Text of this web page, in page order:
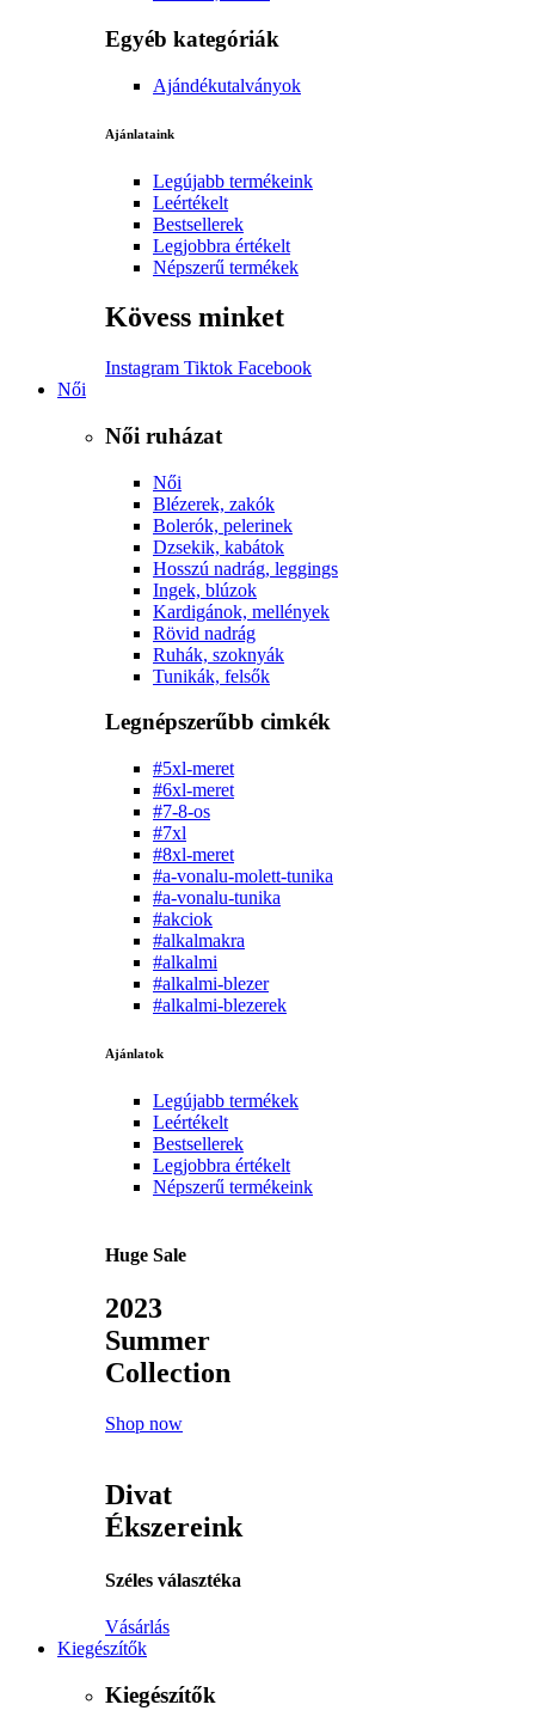
Egyéb kategóriák
Ajándékutalványok
Ajánlataink
Legújabb termékeink
Leértékelt
Bestsellerek
Legjobbra értékelt
Népszerű termékek
Kövess minket
Instagram Tiktok Facebook
Női
Női ruházat
Női
Blézerek, zakók
Bolerók, pelerinek
Dzsekik, kabátok
Hosszú nadrág, leggings
Ingek, blúzok
Kardigánok, mellények
Rövid nadrág
Ruhák, szoknyák
Tunikák, felsők
Legnépszerűbb cimkék
#5xl-meret
#6xl-meret
#7-8-os
#7xl
#8xl-meret
#a-vonalu-molett-tunika
#a-vonalu-tunika
#akciok
#alkalmakra
#alkalmi
#alkalmi-blezer
#alkalmi-blezerek
Ajánlatok
Legújabb termékek
Leértékelt
Bestsellerek
Legjobbra értékelt
Népszerű termékeink
Huge Sale
2023
Summer
Collection
Shop now
Divat
Ékszereink
Széles választéka
Vásárlás
Kiegészítők
Kiegészítők